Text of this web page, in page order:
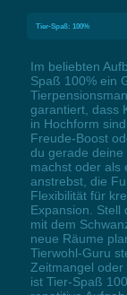
Tier-Spaß: 100%
Im beliebten
Spaß 100% ein
garantiert, dass
in Hochform
Freude-Boost
du gerade deine
machst oder als
anstrebst, die
Flexibilität für
Expansion. Stell
mit dem
neue Räume
Tierwohl-Guru
Zeitmangel oder
ist Tier-Spaß